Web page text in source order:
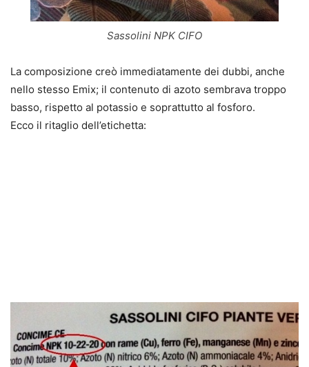
Sassolini NPK CIFO
La composizione creò immediatamente dei dubbi, anche
nello stesso Emix; il contenuto di azoto sembrava troppo
basso, rispetto al potassio e soprattutto al fosforo.
Ecco il ritaglio dell’etichetta: